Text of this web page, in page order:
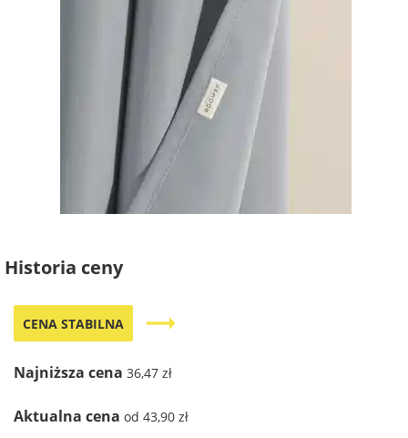
Historia ceny
CENA STABILNA trending_flat
Najniższa cena 36,47 zł
Aktualna cena od 43,90 zł